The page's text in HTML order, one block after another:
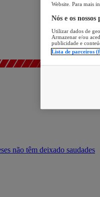
não têm deixado saudades
Website. Para mais
Nós e os
Utilizar dados de
Armazenar e/ou
publicidade e
Lista de parceiros